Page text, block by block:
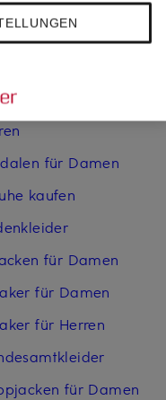
für Damen
für Herren
für Damen
für
für Damen
kaufen
für Damen
für Damen
für Herren
für Damen